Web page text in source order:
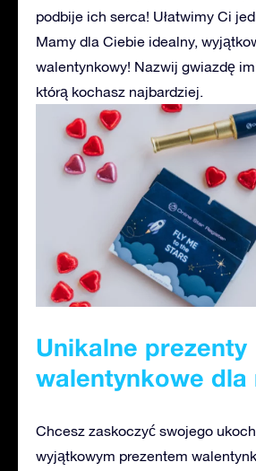
podbije ich serca! Ułatwimy Ci
Mamy dla Ciebie idealny,
walentynkowy! Nazwij gwiazdę
którą kochasz najbardziej.
Unikalne prezenty
walentynkowe dla
Chcesz zaskoczyć swojego
wyjątkowym prezentem